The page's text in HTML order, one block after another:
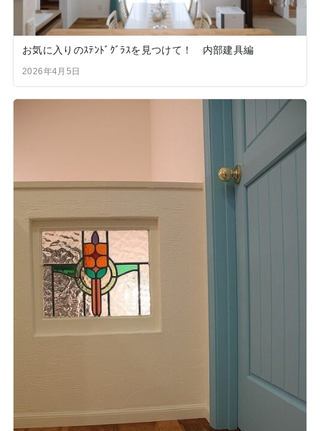
お気に入りのｽﾃﾝﾄﾞｸﾞﾗｽを見つけて！ 内部建具編
2026年4月5日